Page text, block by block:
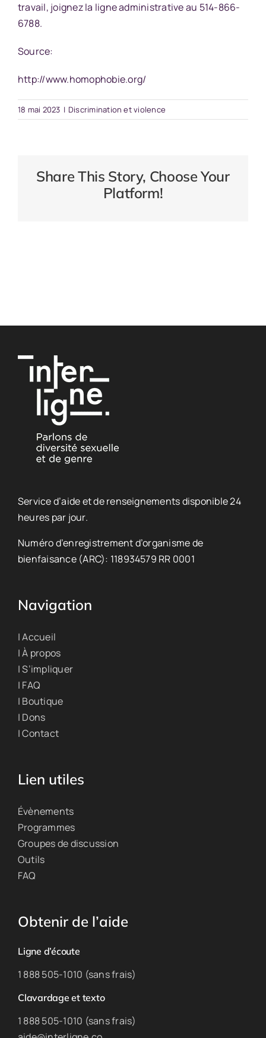
travail, joignez la ligne administrative au 514-866-
6788.
Source:
http://www.homophobie.org/
18 mai 2023 | Discrimination et violence
Share This Story, Choose Your
Platform!
Service d’aide et de renseignements disponible 24
heures par jour.
Numéro d’enregistrement d’organisme de
bienfaisance (ARC): 118934579 RR 0001
Navigation
| Accueil
| À propos
| S’impliquer
| FAQ
| Boutique
| Dons
| Contact
Lien utiles
Évènements
Programmes
Groupes de discussion
Outils
FAQ
Obtenir de l’aide
Ligne d’écoute
1 888 505-1010 (sans frais)
Clavardage et texto
1 888 505-1010 (sans frais)